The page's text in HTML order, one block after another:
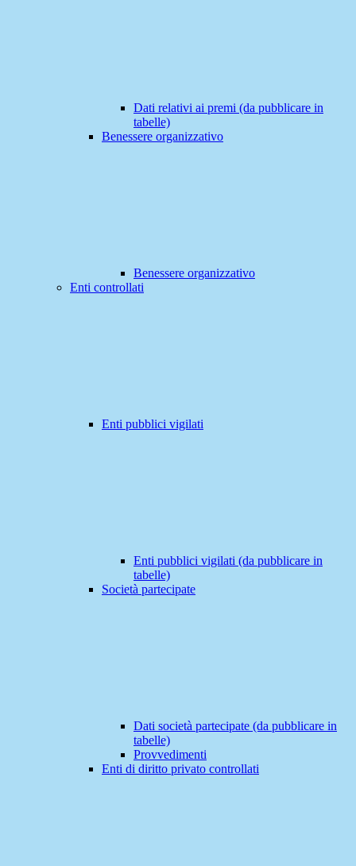
Dati relativi ai premi (da pubblicare in
tabelle)
Benessere organizzativo
Benessere organizzativo
Enti controllati
Enti pubblici vigilati
Enti pubblici vigilati (da pubblicare in
tabelle)
Società partecipate
Dati società partecipate (da pubblicare in
tabelle)
Provvedimenti
Enti di diritto privato controllati